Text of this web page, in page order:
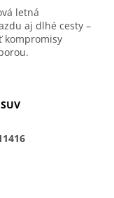
letná
aj dlhé cesty –
kompromisy